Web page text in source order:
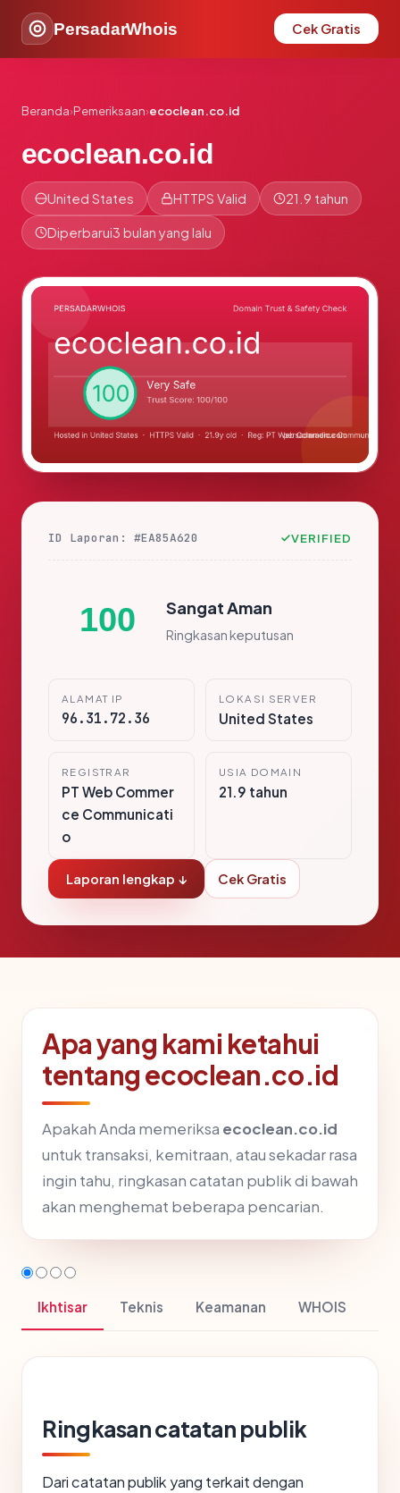
PersadarWhois Cek Gratis
Beranda›Pemeriksaan›ecoclean.co.id
ecoclean.co.id
United States HTTPS Valid 21.9 tahun
Diperbarui3 bulan yang lalu
ID Laporan: #EA85A620 VERIFIED
100 Sangat Aman
Ringkasan keputusan
ALAMAT IP
96.31.72.36
LOKASI SERVER
United States
REGISTRAR
PT Web Commer
ce Communicati
o
USIA DOMAIN
21.9 tahun
Laporan lengkap ↓ Cek Gratis
Apa yang kami ketahui
tentang ecoclean.co.id
Apakah Anda memeriksa ecoclean.co.id
untuk transaksi, kemitraan, atau sekadar rasa
ingin tahu, ringkasan catatan publik di bawah
akan menghemat beberapa pencarian.
Ikhtisar Teknis Keamanan WHOIS
Ringkasan catatan publik
Dari catatan publik yang terkait dengan